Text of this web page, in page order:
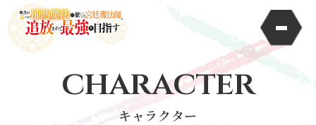
character
キャラクター